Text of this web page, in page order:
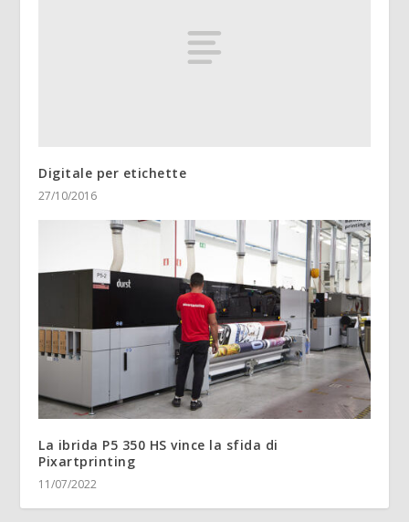
Digitale per etichette
27/10/2016
La ibrida P5 350 HS vince la sfida di
Pixartprinting
11/07/2022